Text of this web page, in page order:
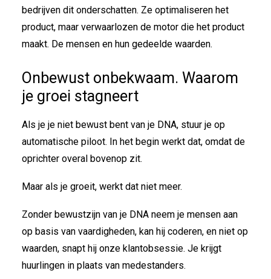
bedrijven dit onderschatten. Ze optimaliseren het
product, maar verwaarlozen de motor die het product
maakt. De mensen en hun gedeelde waarden.
Onbewust onbekwaam. Waarom
je groei stagneert
Als je je niet bewust bent van je DNA, stuur je op
automatische piloot. In het begin werkt dat, omdat de
oprichter overal bovenop zit.
Maar als je groeit, werkt dat niet meer.
Zonder bewustzijn van je DNA neem je mensen aan
op basis van vaardigheden, kan hij coderen, en niet op
waarden, snapt hij onze klantobsessie. Je krijgt
huurlingen in plaats van medestanders.